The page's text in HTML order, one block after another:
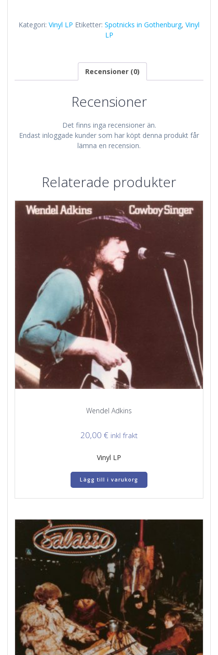
Kategori: Vinyl LP Etiketter: Spotnicks in Gothenburg, Vinyl
LP
Recensioner (0)
Recensioner
Det finns inga recensioner än.
Endast inloggade kunder som har köpt denna produkt får
lämna en recension.
Relaterade produkter
Wendel Adkins
20,00 € inkl frakt
Vinyl LP
Lägg till i varukorg